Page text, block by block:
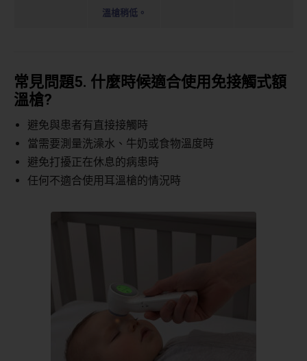
溫槍稍低。
常見問題5. 什麼時候適合使用免接觸式額
溫槍?
避免與患者有直接接觸時
當需要測量洗澡水、牛奶或食物溫度時
避免打擾正在休息的病患時
任何不適合使用耳溫槍的情況時